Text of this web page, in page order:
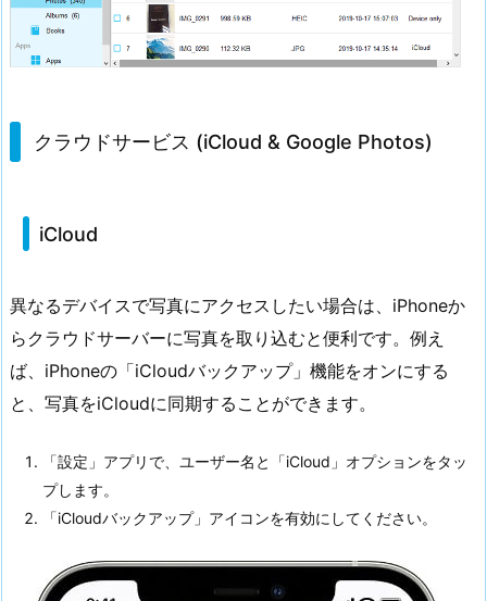
クラウドサービス (iCloud & Google Photos)
iCloud
異なるデバイスで写真にアクセスしたい場合は、iPhoneか
らクラウドサーバーに写真を取り込むと便利です。例え
ば、iPhoneの「iCloudバックアップ」機能をオンにする
と、写真をiCloudに同期することができます。
「設定」アプリで、ユーザー名と「iCloud」オプションをタッ
プします。
「iCloudバックアップ」アイコンを有効にしてください。